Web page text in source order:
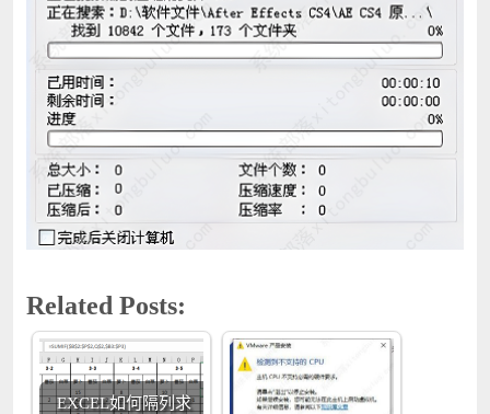
Related Posts:
EXCEL如何隔列求